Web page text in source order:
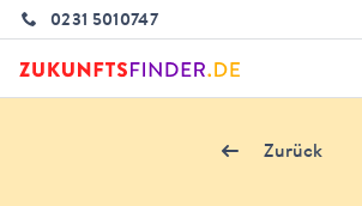
0231 5010747
Zurück